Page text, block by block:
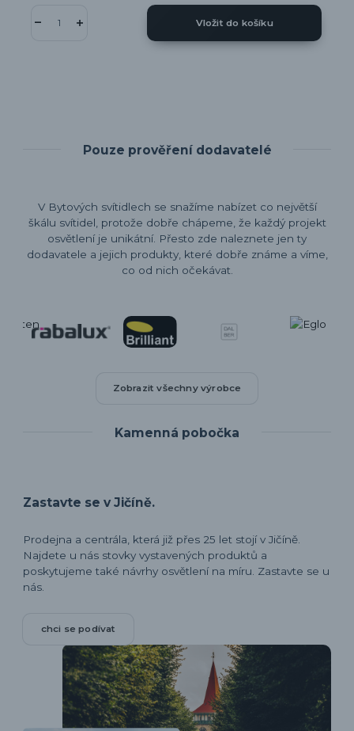
Vložit do košíku
Pouze prověření dodavatelé
V Bytových svítidlech se snažíme nabízet co největší
škálu svítidel, protože dobře chápeme, že každý projekt
osvětlení je unikátní. Přesto zde naleznete jen ty
dodavatele a jejich produkty, které dobře známe a víme,
co od nich očekávat.
Zobrazit všechny výrobce
Kamenná pobočka
Zastavte se v Jičíně.
Prodejna a centrála, která již přes 25 let stojí v Jičíně.
Najdete u nás stovky vystavených produktů a
poskytujeme také návrhy osvětlení na míru. Zastavte se u
nás.
chci se podívat